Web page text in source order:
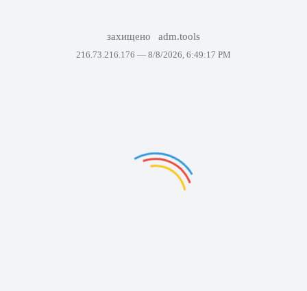
захищено adm.tools
216.73.216.176 — 8/8/2026, 6:49:17 PM